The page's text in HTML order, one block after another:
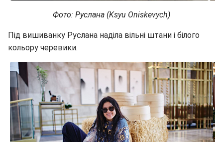
Фото: Руслана (Ksyu Oniskevych)
Під вишиванку Руслана наділа вільні штани і білого
кольору черевики.